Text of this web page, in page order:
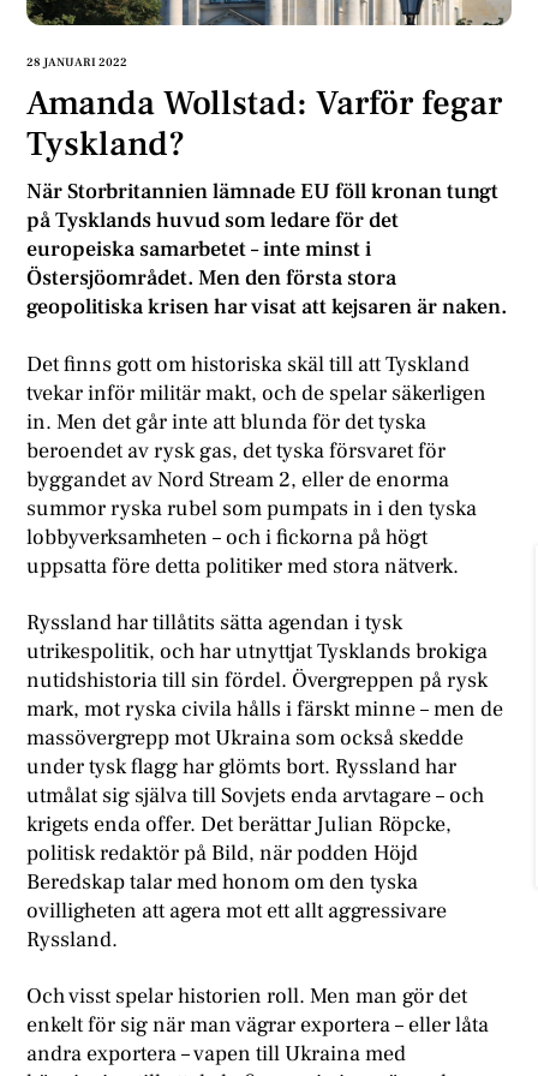
28 JANUARI 2022
Amanda Wollstad: Varför fegar
Tyskland?
När Storbritannien lämnade EU föll kronan tungt
på Tysklands huvud som ledare för det
europeiska samarbetet – inte minst i
Östersjöområdet. Men den första stora
geopolitiska krisen har visat att kejsaren är naken.
Det finns gott om historiska skäl till att Tyskland
tvekar inför militär makt, och de spelar säkerligen
in. Men det går inte att blunda för det tyska
beroendet av rysk gas, det tyska försvaret för
byggandet av Nord Stream 2, eller de enorma
summor ryska rubel som pumpats in i den tyska
lobbyverksamheten – och i fickorna på högt
uppsatta före detta politiker med stora nätverk.
Ryssland har tillåtits sätta agendan i tysk
utrikespolitik, och har utnyttjat Tysklands brokiga
nutidshistoria till sin fördel. Övergreppen på rysk
mark, mot ryska civila hålls i färskt minne – men de
massövergrepp mot Ukraina som också skedde
under tysk flagg har glömts bort. Ryssland har
utmålat sig själva till Sovjets enda arvtagare – och
krigets enda offer. Det berättar Julian Röpcke,
politisk redaktör på Bild, när podden Höjd
Beredskap talar med honom om den tyska
ovilligheten att agera mot ett allt aggressivare
Ryssland.
Och visst spelar historien roll. Men man gör det
enkelt för sig när man vägrar exportera – eller låta
andra exportera – vapen till Ukraina med